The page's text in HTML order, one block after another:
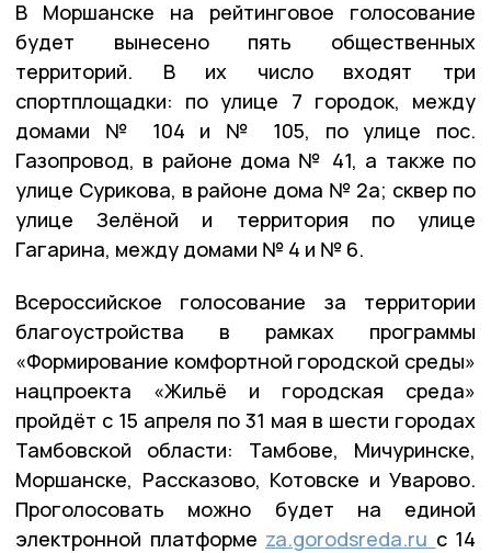
В Моршанске на рейтинговое голосование
будет вынесено пять общественных
территорий. В их число входят три
спортплощадки: по улице 7 городок, между
домами № 104 и № 105, по улице пос.
Газопровод, в районе дома № 41, а также по
улице Сурикова, в районе дома № 2а; сквер по
улице Зелёной и территория по улице
Гагарина, между домами № 4 и № 6.
Всероссийское голосование за территории
благоустройства в рамках программы
«Формирование комфортной городской среды»
нацпроекта «Жильё и городская среда»
пройдёт с 15 апреля по 31 мая в шести городах
Тамбовской области: Тамбове, Мичуринске,
Моршанске, Рассказово, Котовске и Уварово.
Проголосовать можно будет на единой
электронной платформе za.gorodsreda.ru с 14